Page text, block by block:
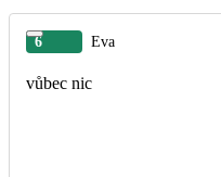
6 Eva
vůbec nic